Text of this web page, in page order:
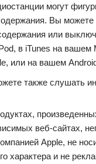
могут
Вы
или
в iTunes на
или на вашем
также слушать
веб-сайтах,
Apple, не
характера и не